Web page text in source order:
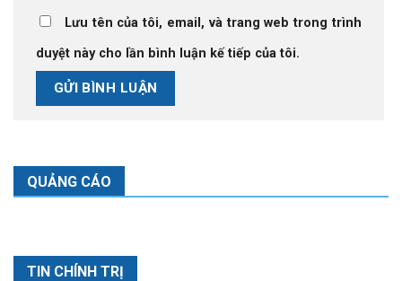
Lưu tên của tôi, email, và trang web trong trình
duyệt này cho lần bình luận kế tiếp của tôi.
QUẢNG CÁO
TIN CHÍNH TRỊ